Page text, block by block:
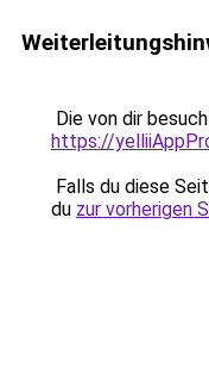
Die von dir
https://
Falls du diese
du zur vorherigen